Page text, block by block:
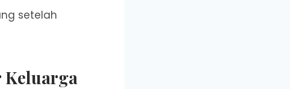
setelah
Keluarga